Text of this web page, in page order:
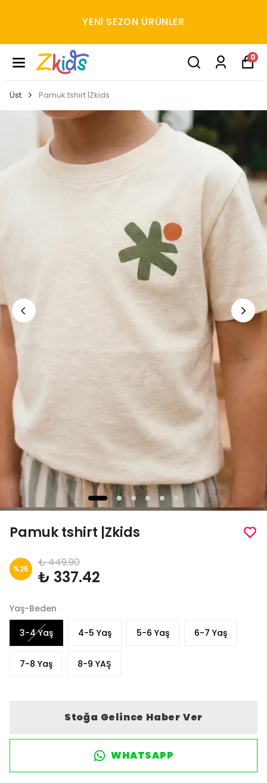
YENI SEZON ÜRÜNLER
0
Üst Pamuk tshirt |Zkids
Pamuk tshirt |Zkids
%25 ₺ 449.90
₺ 337.42
Yaş-Beden
3-4 Yaş 4-5 Yaş 5-6 Yaş 6-7 Yaş
7-8 Yaş 8-9 YAŞ
Stoğa Gelince Haber Ver
WHATSAPP